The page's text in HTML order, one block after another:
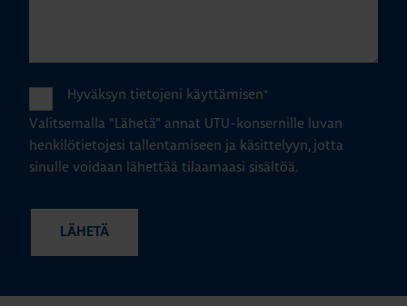
Hyväksyn tietojeni käyttämisen*
Valitsemalla "Lähetä" annat UTU-konsernille luvan
henkilötietojesi tallentamiseen ja käsittelyyn, jotta
sinulle voidaan lähettää tilaamaasi sisältöä.